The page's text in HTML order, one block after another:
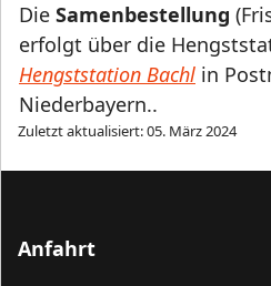
Die Samenbestellung
erfolgt über die
Hengststation Bachl in
Niederbayern..
Zuletzt aktualisiert: 05. März 2024
Anfahrt